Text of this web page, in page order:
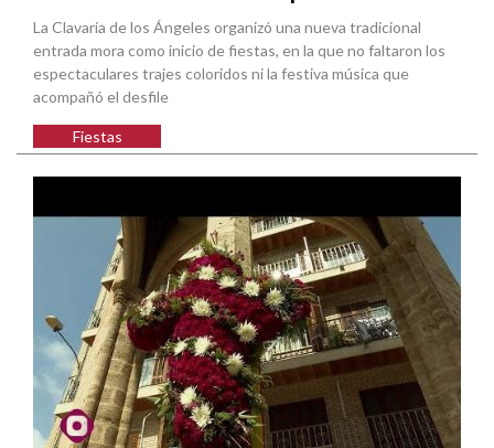
La Clavaría de los Ángeles organizó una nueva tradicional
entrada mora como inicio de fiestas, en la que no faltaron los
espectaculares trajes coloridos ni la festiva música que
acompañó el desfile
Fiestas